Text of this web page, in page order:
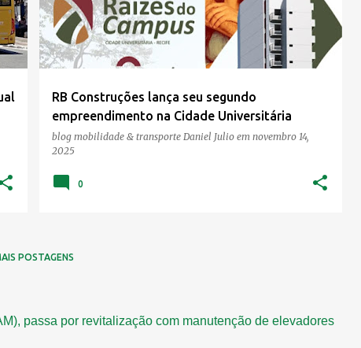
RB Construções lança seu segundo
empreendimento na Cidade Universitária
blog mobilidade & transporte Daniel Julio em novembro 14,
2025
0
POSTAGENS
passa por revitalização com manutenção de elevadores